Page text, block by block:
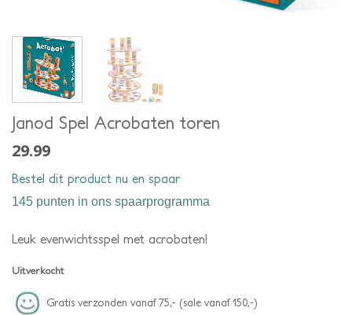
Janod Spel Acrobaten toren
29.99
Bestel dit product nu en spaar
145 punten in ons spaarprogramma
Leuk evenwichtsspel met acrobaten!
Uitverkocht
Gratis verzonden vanaf 75,- (sale vanaf 150,-)